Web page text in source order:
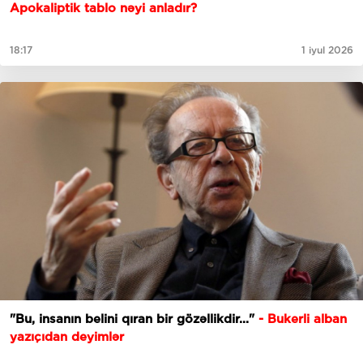
Apokaliptik tablo nəyi anladır?
18:17 1 iyul 2026
"Bu, insanın belini qıran bir gözəllikdir..." - Bukerli alban
yazıçıdan deyimlər